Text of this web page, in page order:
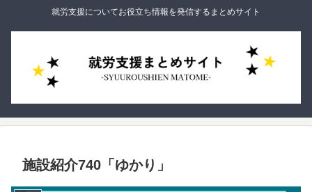
就労支援についてお役立ち情報を発信するまとめサイト
施設紹介740「ゆかり」